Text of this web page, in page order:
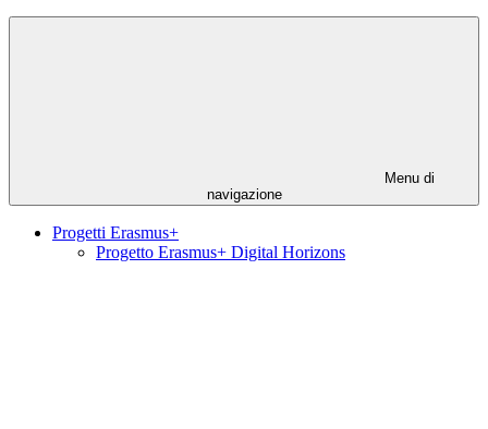
Menu di
navigazione
Progetti Erasmus+
Progetto Erasmus+ Digital Horizons